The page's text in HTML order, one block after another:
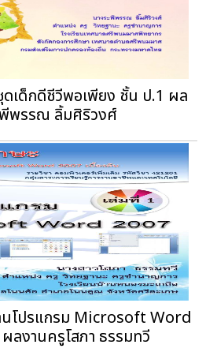
เด็กดีชีวีพอเพียง ชั้น ป.1 ผล
พรรณ ลิ้มศิริวงศ์
นโปรแกรม Microsoft Word
ลงานครูโสภา ธรรมทวี